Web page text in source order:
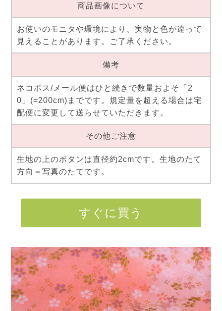
商品画像について
お使いのモニタや環境により、実物と色が違って
見えることがあります。ご了承ください。
備考
ネコポス/メール便はひと続きで数量およそ「2
0」(=200cm)までです。規定量を超える場合は宅
配便に変更して送らせていただきます。
その他ご注意
生地の上のボタンは直径約2cmです。生地のたて
方向＝写真のたてです。
すぐに買う